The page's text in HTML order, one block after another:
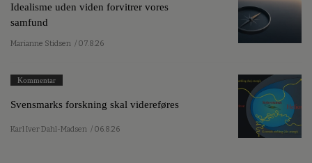
Idealisme uden viden forvitrer vores
samfund
Marianne Stidsen / 07.8.26
Kommentar
Svensmarks forskning skal videreføres
Karl Iver Dahl-Madsen / 06.8.26